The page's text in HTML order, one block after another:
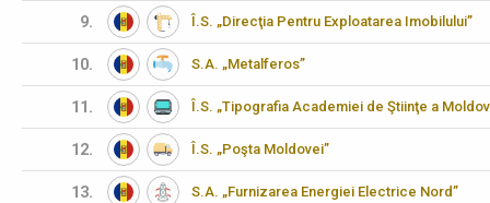
9. Î.S. „Direcţia Pentru Exploatarea Imobilului”
10. S.A. „Metalferos”
11. Î.S. „Tipografia Academiei de Ştiinţe a
12. Î.S. „Poşta Moldovei”
13. S.A. „Furnizarea Energiei Electrice Nord”